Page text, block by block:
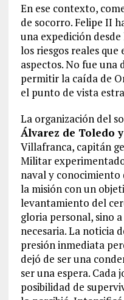
En ese contexto,
de socorro. Felipe II
una expedición
los riesgos reales
aspectos. No fue una
permitir la caída de
el punto de vista
La organización del
Álvarez de Toledo
Villafranca, capitán
Militar
naval y
la misión con un
levantamiento del
gloria personal, sino
necesaria. La noticia
presión inmediata
dejó de ser una
ser una espera. Cada
posibilidad de